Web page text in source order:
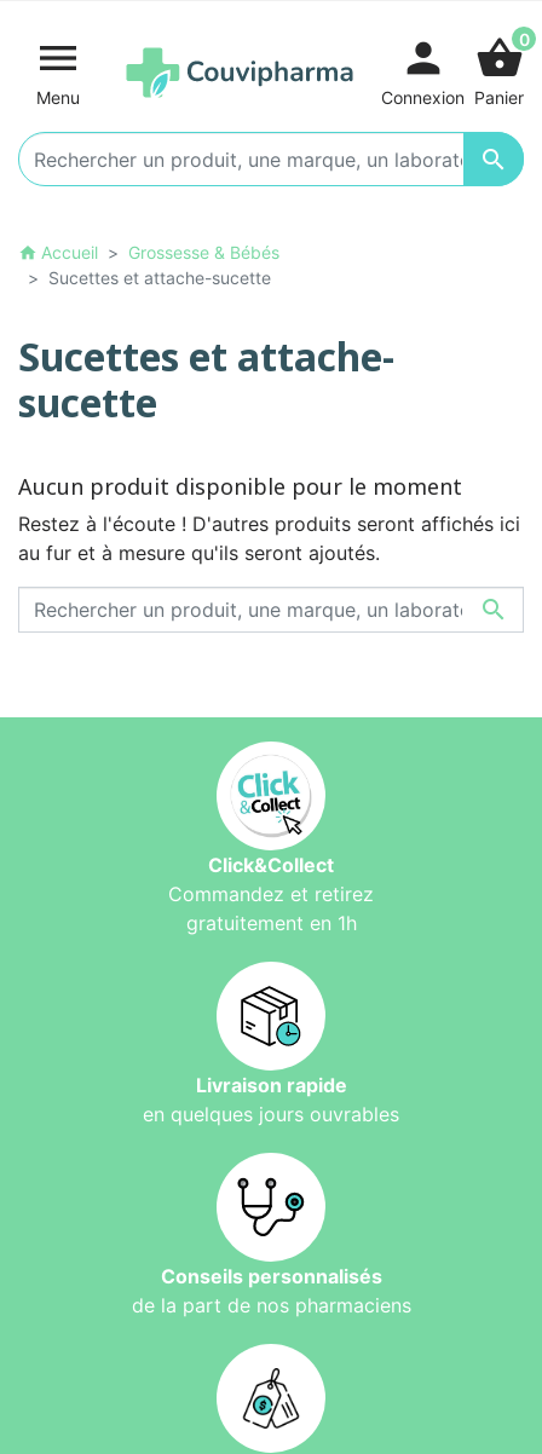

Menu

person
Connexion
shopping_basket0
Panier
home Accueil
Grossesse & Bébés
Sucettes et attache-sucette
Sucettes et attache-
sucette
Aucun produit disponible pour le moment
Restez à l'écoute ! D'autres produits seront affichés ici
au fur et à mesure qu'ils seront ajoutés.

Click&Collect
Commandez et retirez
gratuitement en 1h
Livraison rapide
en quelques jours ouvrables
Conseils personnalisés
de la part de nos pharmaciens